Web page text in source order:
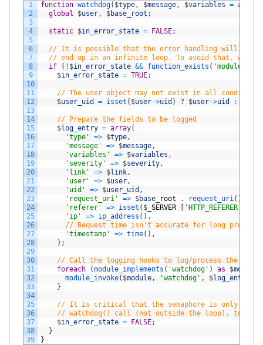
1
2
3
4
5
6
7
8
9
10
11
12
13
14
15
16
17
18
19
20
21
22
23
24
25
26
27
28
29
30
31
32
33
34
35
36
37
38
39
function watchdog( $type, $message, $variables = array
global
$user, $base_root ;
static $in_error_state = FALSE;
// It is possible that the error handling will
// end up in an infinite loop. To avoid that, we
if
( ! $in_error_state && function_exists (
$in_error_state = TRUE;
// The user object may not exist in all
$user_uid = isset ( $user->uid ) ? $user->uid :
// Prepare the fields to be logged
$log_entry = array(
'type'
=> $type,
'message'
=> $message,
'variables'
=> $variables ,
'severity'
=> $severity,
'link'
=> $link,
'user'
=> $user,
'uid'
=> $user_uid ,
'request_uri'
=> $base root . request_uri( )
'referer'
=> isset ( $ _SERVER 'HTTP_REFERER'
'ip'
=> ip_address ( ) ,
// Request time isn't accurate for long
'timestamp'
=> time( ) ,
) ;
// Call the logging hooks to log/process the
foreach
(module_implements ( 'watchdog' ) as $module
module_invoke( $module, 'watchdog' , $log_entry
}
// It is critical that the semaphore is only
// watchdog() call (not outside the loop), to
$in_error_state = FALSE;
}
}